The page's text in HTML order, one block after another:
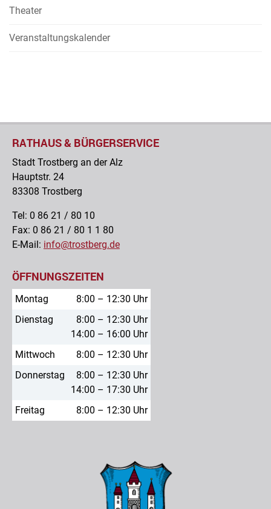
Theater
Veranstaltungskalender
RATHAUS & BÜRGERSERVICE
Stadt Trostberg an der Alz
Hauptstr. 24
83308 Trostberg
Tel: 0 86 21 / 80 10
Fax: 0 86 21 / 80 1 1 80
E-Mail: info@trostberg.de
ÖFFNUNGSZEITEN
Montag
8:00 – 12:30 Uhr
Dienstag
8:00 – 12:30 Uhr
14:00 – 16:00 Uhr
Mittwoch
8:00 – 12:30 Uhr
Donnerstag
8:00 – 12:30 Uhr
14:00 – 17:30 Uhr
Freitag
8:00 – 12:30 Uhr